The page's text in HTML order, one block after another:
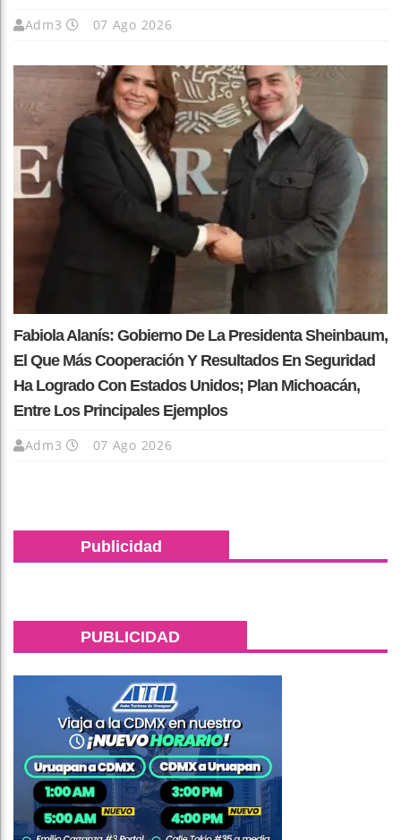
Adm3 07 Ago 2026
Fabiola Alanís: Gobierno De La Presidenta Sheinbaum,
El Que Más Cooperación Y Resultados En Seguridad
Ha Logrado Con Estados Unidos; Plan Michoacán,
Entre Los Principales Ejemplos
Adm3 07 Ago 2026
Publicidad
PUBLICIDAD